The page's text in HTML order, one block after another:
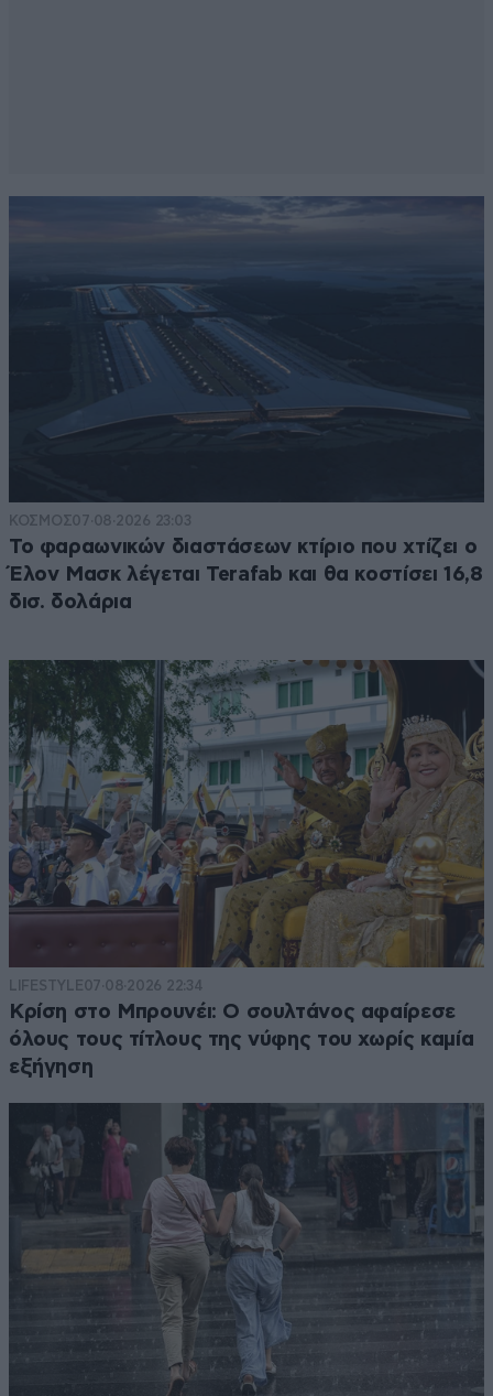
ΚΟΣΜΟΣ07·08·2026 23:03
Το φαραωνικών διαστάσεων κτίριο που χτίζει ο
Έλον Μασκ λέγεται Terafab και θα κοστίσει 16,8
δισ. δολάρια
LIFESTYLE07·08·2026 22:34
Κρίση στο Μπρουνέι: Ο σουλτάνος αφαίρεσε
όλους τους τίτλους της νύφης του χωρίς καμία
εξήγηση